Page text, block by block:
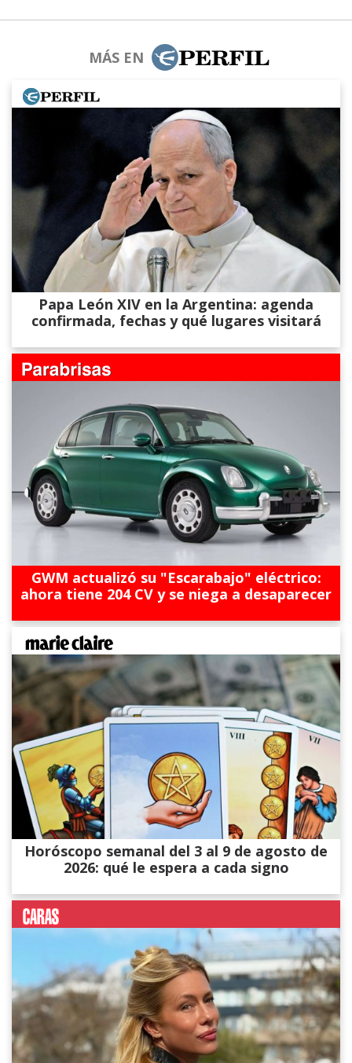
MÁS EN
Papa León XIV en la Argentina: agenda
confirmada, fechas y qué lugares visitará
GWM actualizó su "Escarabajo" eléctrico:
ahora tiene 204 CV y se niega a desaparecer
Horóscopo semanal del 3 al 9 de agosto de
2026: qué le espera a cada signo